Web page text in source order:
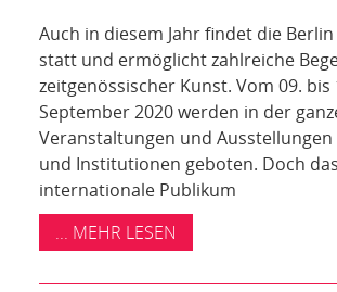
Auch in diesem Jahr findet die
statt und ermöglicht zahlreiche
zeitgenössischer Kunst. Vom 09. bis
September 2020 werden in der
Veranstaltungen und Ausstellungen
und Institutionen geboten. Doch das
internationale Publikum
... MEHR LESEN